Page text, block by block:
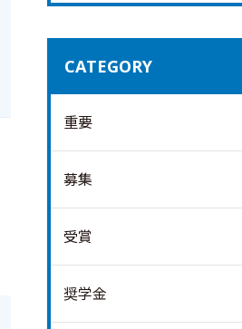
CATEGORY
重要
募集
受賞
奨学金